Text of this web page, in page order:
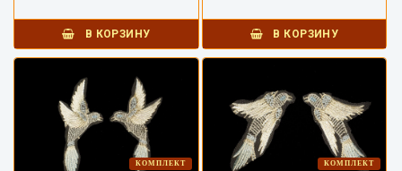
В КОРЗИНУ В КОРЗИНУ
КОМПЛЕКТ КОМПЛЕКТ